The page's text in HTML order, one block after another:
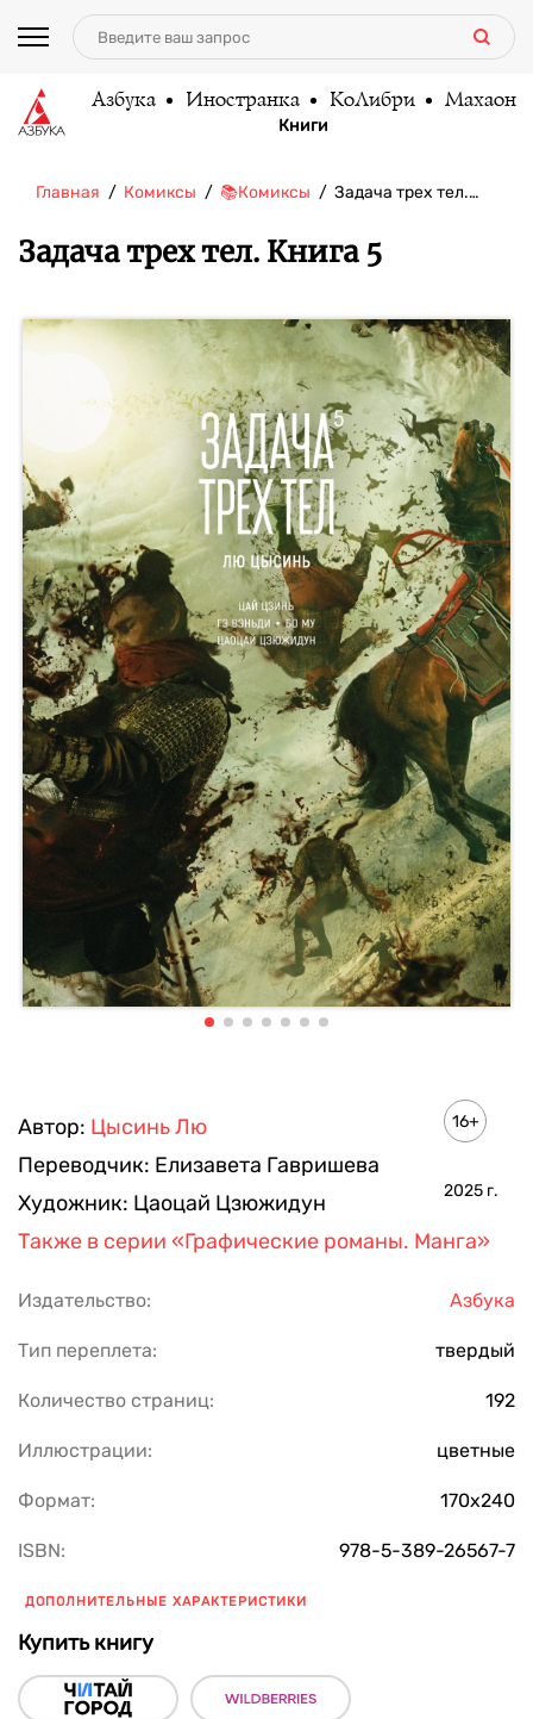
Азбука Иностранка КоЛибри Махаон
Книги
Главная Комиксы 📚Комиксы Задача трех тел.…
Задача трех тел. Книга 5
Автор: Цысинь Лю
Переводчик: Елизавета Гавришева
Художник: Цаоцай Цзюжидун
16+
2025 г.
Также в серии «Графические романы. Манга»
Издательство: Азбука
Тип переплета: твердый
Количество страниц: 192
Иллюстрации: цветные
Формат: 170х240
ISBN: 978-5-389-26567-7
ДОПОЛНИТЕЛЬНЫЕ ХАРАКТЕРИСТИКИ
Купить книгу